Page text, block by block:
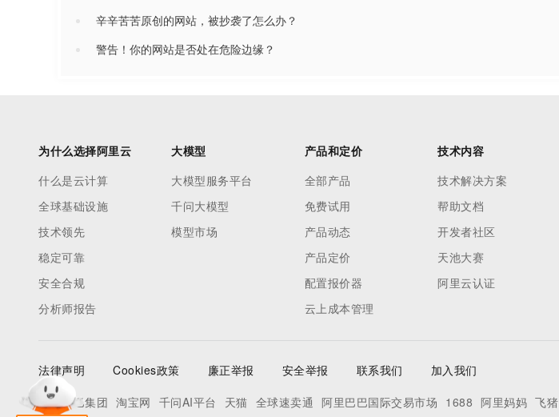
辛辛苦苦原创的网站，被抄袭了怎么办？
警告！你的网站是否处在危险边缘？